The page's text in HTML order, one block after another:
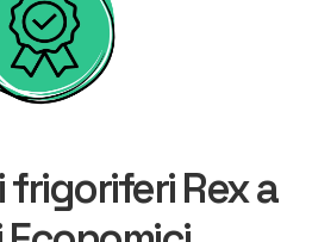
frigoriferi Rex a